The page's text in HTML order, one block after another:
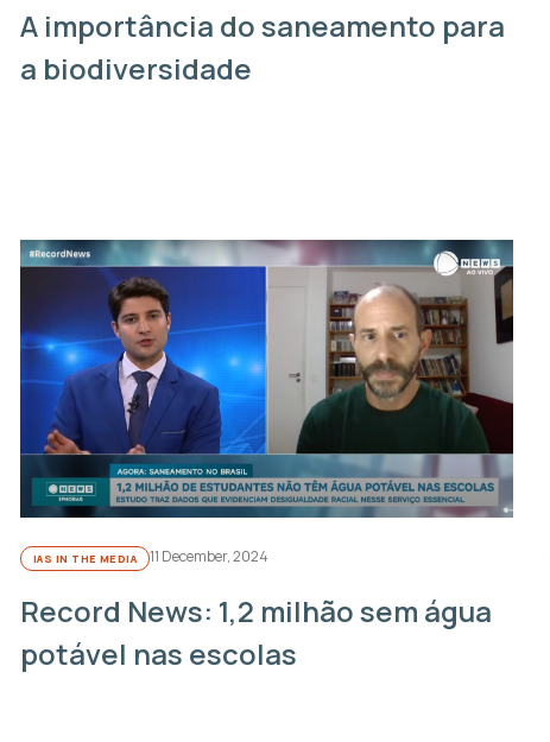
A importância do saneamento para
a biodiversidade
IAS IN THE MEDIA 11 December, 2024
Record News: 1,2 milhão sem água
potável nas escolas